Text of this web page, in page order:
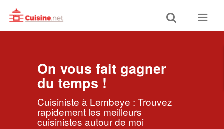
Toggle
search
Toggle
On vous fait gagner
du temps !
Cuisiniste à Lembeye : Trouvez
rapidement les meilleurs
cuisinistes autour de moi